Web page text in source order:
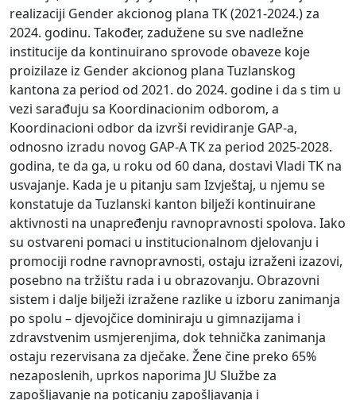
realizaciji Gender akcionog plana TK (2021-2024.) za
2024. godinu. Također, zadužene su sve nadležne
institucije da kontinuirano sprovode obaveze koje
proizilaze iz Gender akcionog plana Tuzlanskog
kantona za period od 2021. do 2024. godine i da s tim u
vezi sarađuju sa Koordinacionim odborom, a
Koordinacioni odbor da izvrši revidiranje GAP-a,
odnosno izradu novog GAP-A TK za period 2025-2028.
godina, te da ga, u roku od 60 dana, dostavi Vladi TK na
usvajanje. Kada je u pitanju sam Izvještaj, u njemu se
konstatuje da Tuzlanski kanton bilježi kontinuirane
aktivnosti na unapređenju ravnopravnosti spolova. Iako
su ostvareni pomaci u institucionalnom djelovanju i
promociji rodne ravnopravnosti, ostaju izraženi izazovi,
posebno na tržištu rada i u obrazovanju. Obrazovni
sistem i dalje bilježi izražene razlike u izboru zanimanja
po spolu – djevojčice dominiraju u gimnazijama i
zdravstvenim usmjerenjima, dok tehnička zanimanja
ostaju rezervisana za dječake. Žene čine preko 65%
nezaposlenih, uprkos naporima JU Službe za
zapošljavanje na poticanju zapošljavanja i